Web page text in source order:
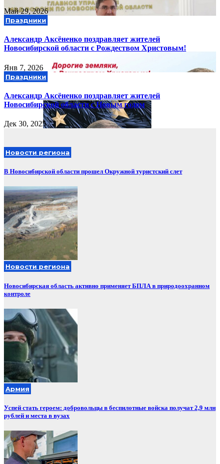
Май 29, 2026
Праздники
Александр Аксёненко поздравляет жителей
Новосибирской области с Рождеством Христовым!
Янв 7, 2026
Праздники
Александр Аксёненко поздравляет жителей
Новосибирской области с Новым годом
Дек 30, 2025
Новости региона
В Новосибирской области прошел Окружной туристский слет
Новости региона
Новосибирская область активно применяет БПЛА в природоохранном
контроле
Армия
Успей стать героем: добровольцы в беспилотные войска получат 2,9 млн
рублей и места в вузах